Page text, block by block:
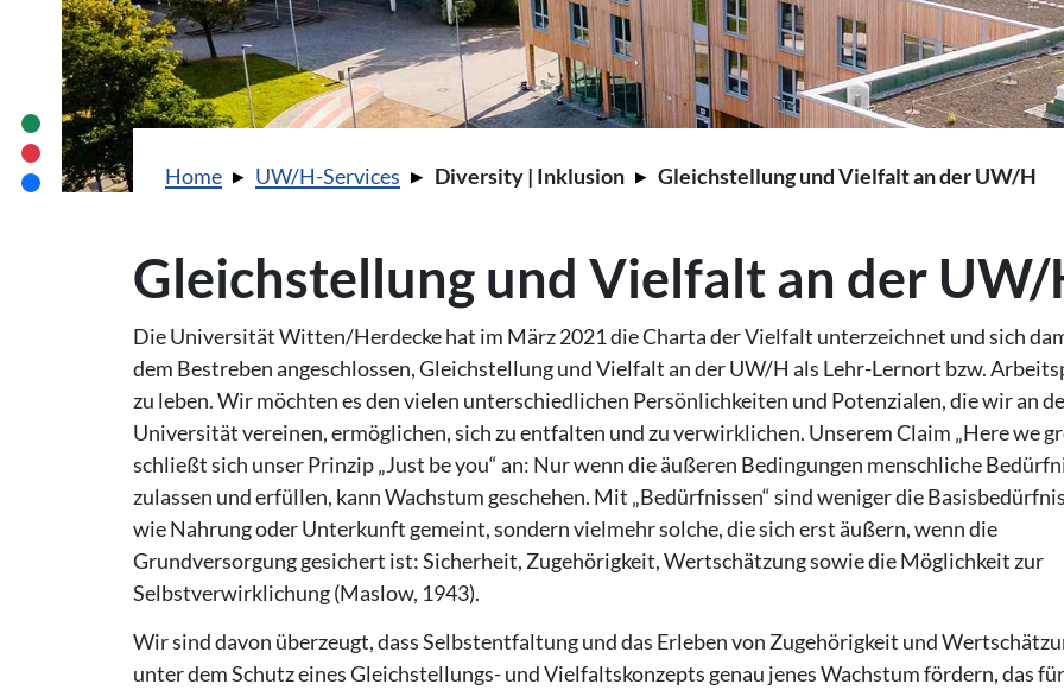
Sie sind hier:
Home UW/H-Services Diversity | Inklusion Gleichstellung und Vielfalt an der UW/H
Gleichstellung und Vielfalt an der UW/
Die Universität Witten/Herdecke hat im März 2021 die Charta der Vielfalt unterzeichnet und sich
dem Bestreben angeschlossen, Gleichstellung und Vielfalt an der UW/H als Lehr-Lernort bzw.
zu leben. Wir möchten es den vielen unterschiedlichen Persönlichkeiten und Potenzialen, die wir an
Universität vereinen, ermöglichen, sich zu entfalten und zu verwirklichen. Unserem Claim „Here we
schließt sich unser Prinzip „Just be you“ an: Nur wenn die äußeren Bedingungen menschliche
zulassen und erfüllen, kann Wachstum geschehen. Mit „Bedürfnissen“ sind weniger die
wie Nahrung oder Unterkunft gemeint, sondern vielmehr solche, die sich erst äußern, wenn die
Grundversorgung gesichert ist: Sicherheit, Zugehörigkeit, Wertschätzung sowie die Möglichkeit zur
Selbstverwirklichung (Maslow, 1943).
Wir sind davon überzeugt, dass Selbstentfaltung und das Erleben von Zugehörigkeit und
unter dem Schutz eines Gleichstellungs- und Vielfaltskonzepts genau jenes Wachstum fördern, das